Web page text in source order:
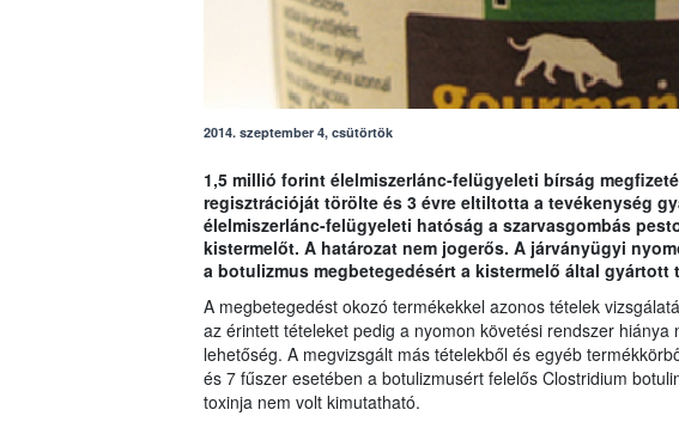
2014. szeptember 4, csütörtök
1,5 millió forint élelmiszerlánc-felügyeleti bírság
regisztrációját törölte és 3 évre eltiltotta a tevékenység
élelmiszerlánc-felügyeleti hatóság a szarvasgombás
kistermelőt. A határozat nem jogerős. A járványügyi
a botulizmus megbetegedésért a kistermelő által gyártott
A megbetegedést okozó termékekkel azonos tételek
az érintett tételeket pedig a nyomon követési rendszer
lehetőség. A megvizsgált más tételekből és egyéb
és 7 fűszer esetében a botulizmusért felelős Clostridium
toxinja nem volt kimutatható.